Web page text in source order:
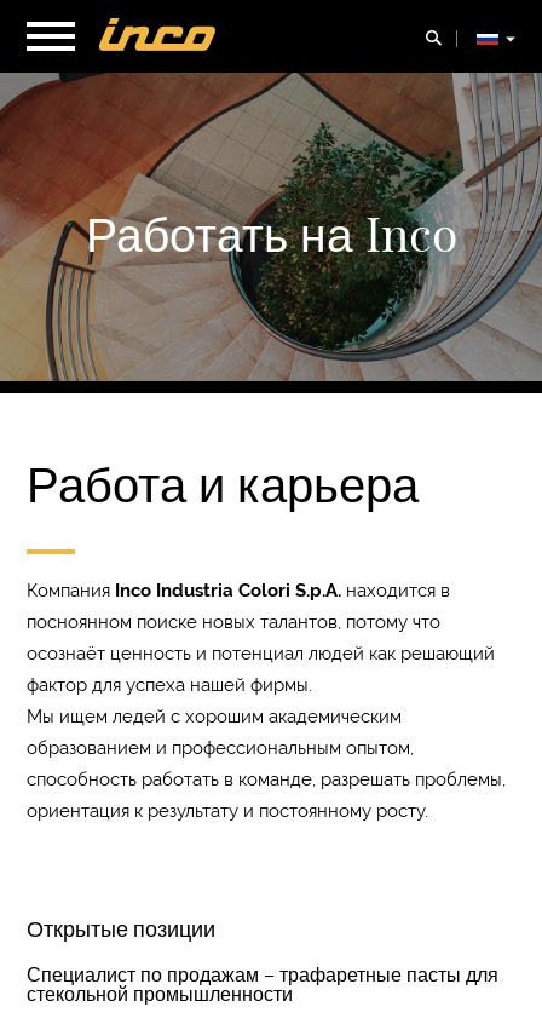
Работать на Inco
Работа и карьера
Компания Inco Industria Colori S.p.A. находится в
посноянном поиске новых талантов, потому что
осознаёт ценность и потенциал людей как решающий
фактор для успеха нашей фирмы.
Мы ищем ледей с хорошим академическим
образованием и профессиональным опытом,
способность работать в команде, разрешать проблемы,
ориентация к результату и постоянному росту.
Открытые позиции
Специалист по продажам – трафаретные пасты для
стекольной промышленности